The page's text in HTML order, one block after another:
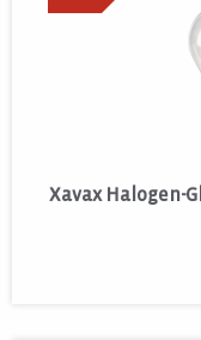
Xavax Halogen-